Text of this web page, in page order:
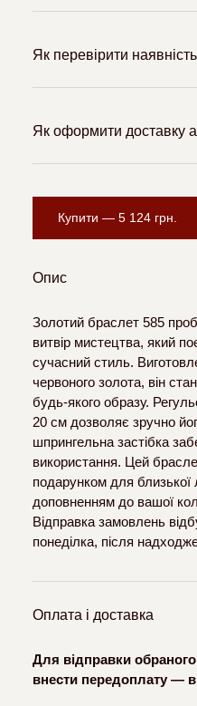
Як перевірити
Як оформити доставку
Купити — 5 124 грн.
Опис
Золотий браслет 585
витвір мистецтва, який
сучасний стиль.
червоного золота, він
будь-якого образу.
20 см дозволяє зручно
шпрингельна застібка
використання. Цей
подарунком для
доповненням до вашої
Відправка замовлень
понеділка, після
Оплата і доставка
Для відправки
внести передоплату —